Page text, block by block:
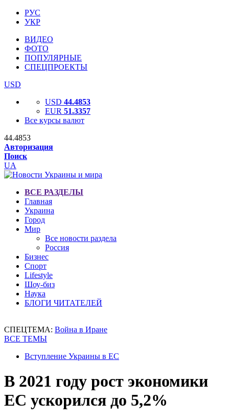
РУС
УКР
ВИДЕО
ФОТО
ПОПУЛЯРНЫЕ
СПЕЦПРОЕКТЫ
USD
USD 44.4853
EUR 51.3357
Все курсы валют
44.4853
Авторизация
Поиск
UA
ВСЕ РАЗДЕЛЫ
Главная
Украина
Город
Мир
Все новости раздела
Россия
Бизнес
Спорт
Lifestyle
Шоу-биз
Наука
БЛОГИ ЧИТАТЕЛЕЙ
СПЕЦТЕМА: Война в Иране
ВСЕ ТЕМЫ
Вступление Украины в ЕС
В 2021 году рост экономики
ЕС ускорился до 5,2%